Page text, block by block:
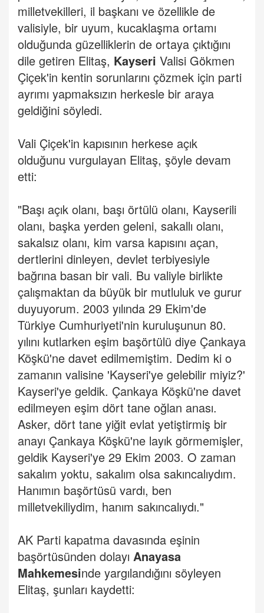
milletvekilleri, il başkanı ve özellikle de
valisiyle, bir uyum, kucaklaşma ortamı
olduğunda güzelliklerin de ortaya çıktığını
dile getiren Elitaş, Kayseri Valisi Gökmen
Çiçek'in kentin sorunlarını çözmek için parti
ayrımı yapmaksızın herkesle bir araya
geldiğini söyledi.
Vali Çiçek'in kapısının herkese açık
olduğunu vurgulayan Elitaş, şöyle devam
etti:
"Başı açık olanı, başı örtülü olanı, Kayserili
olanı, başka yerden geleni, sakallı olanı,
sakalsız olanı, kim varsa kapısını açan,
dertlerini dinleyen, devlet terbiyesiyle
bağrına basan bir vali. Bu valiyle birlikte
çalışmaktan da büyük bir mutluluk ve gurur
duyuyorum. 2003 yılında 29 Ekim'de
Türkiye Cumhuriyeti'nin kuruluşunun 80.
yılını kutlarken eşim başörtülü diye Çankaya
Köşkü'ne davet edilmemiştim. Dedim ki o
zamanın valisine 'Kayseri'ye gelebilir miyiz?'
Kayseri'ye geldik. Çankaya Köşkü'ne davet
edilmeyen eşim dört tane oğlan anası.
Asker, dört tane yiğit evlat yetiştirmiş bir
anayı Çankaya Köşkü'ne layık görmemişler,
geldik Kayseri'ye 29 Ekim 2003. O zaman
sakalım yoktu, sakalım olsa sakıncalıydım.
Hanımın başörtüsü vardı, ben
milletvekiliydim, hanım sakıncalıydı."
AK Parti kapatma davasında eşinin
başörtüsünden dolayı Anayasa
Mahkemesinde yargılandığını söyleyen
Elitaş, şunları kaydetti: